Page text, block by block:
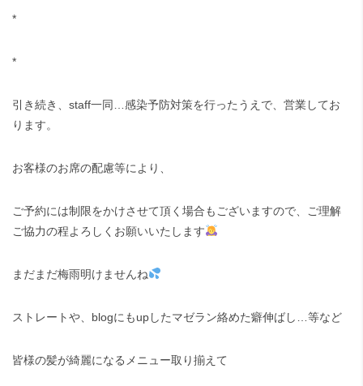
*
*
引き続き、 staff一同
感染予防対策を行ったうえで、営業してお
ります。
お客様のお席の配慮等により、
ご予約には制限をかけさせて頂く場合もございますので、ご理解
ご協力の程よろしくお願いいたします
まだまだ梅雨明けませんね
ストレートや、 blogにもupしたマゼラン絡めた癖伸ばし 等など
皆様の髪が綺麗になるメニュー取り揃えて